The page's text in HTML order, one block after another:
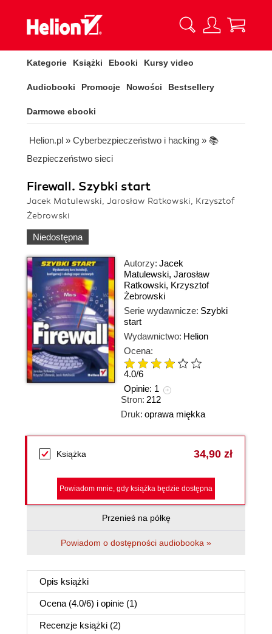
Kategorie Książki Ebooki Kursy video
Audiobooki Promocje Nowości Bestsellery
Darmowe ebooki
Helion.pl » Cyberbezpieczeństwo i hacking » 📚
Bezpieczeństwo sieci
Firewall. Szybki start
Jacek Matulewski, Jarosław Ratkowski, Krzysztof
Żebrowski
Niedostępna
Autorzy: Jacek
Matulewski, Jarosław
Ratkowski, Krzysztof
Żebrowski
Serie wydawnicze: Szybki
start
Wydawnictwo: Helion
Ocena:
4.0/6
Opinie: 1
Stron: 212
Druk: oprawa miękka
Książka 34,90 zł
Powiadom mnie, gdy książka będzie dostępna
Przenieś na półkę
Powiadom o dostępności audiobooka »
Opis książki
Ocena (4.0/6) i opinie (1)
Recenzje książki (2)